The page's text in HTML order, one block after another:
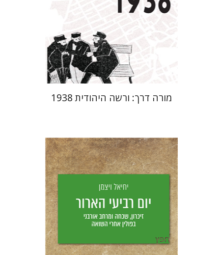
מחיר השקה
$42
$29
מורה דרך: ורשה היהודית 1938
יחיאל ויצמן
יפעת וייס